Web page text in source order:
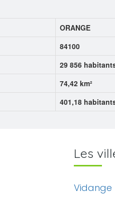
ORANGE
84100
29 856
74,42 km²
401,18
Les
Vidange